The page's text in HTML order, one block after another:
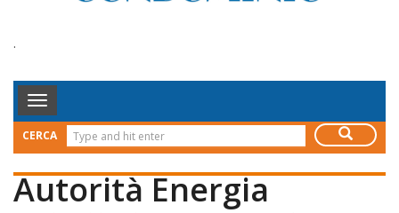
.
Toggle
Navigation
CERCA
Autorità Energia